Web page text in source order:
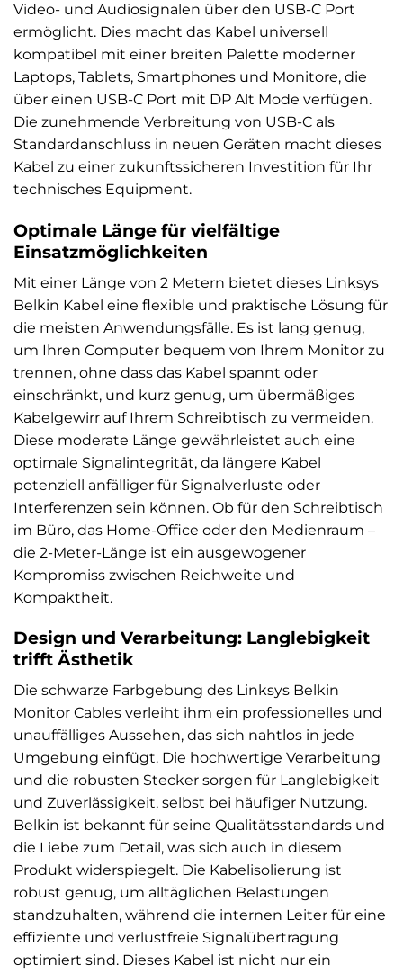
Video- und Audiosignalen über den USB-C Port
ermöglicht. Dies macht das Kabel universell
kompatibel mit einer breiten Palette moderner
Laptops, Tablets, Smartphones und Monitore, die
über einen USB-C Port mit DP Alt Mode verfügen.
Die zunehmende Verbreitung von USB-C als
Standardanschluss in neuen Geräten macht dieses
Kabel zu einer zukunftssicheren Investition für Ihr
technisches Equipment.
Optimale Länge für vielfältige
Einsatzmöglichkeiten
Mit einer Länge von 2 Metern bietet dieses Linksys
Belkin Kabel eine flexible und praktische Lösung für
die meisten Anwendungsfälle. Es ist lang genug,
um Ihren Computer bequem von Ihrem Monitor zu
trennen, ohne dass das Kabel spannt oder
einschränkt, und kurz genug, um übermäßiges
Kabelgewirr auf Ihrem Schreibtisch zu vermeiden.
Diese moderate Länge gewährleistet auch eine
optimale Signalintegrität, da längere Kabel
potenziell anfälliger für Signalverluste oder
Interferenzen sein können. Ob für den Schreibtisch
im Büro, das Home-Office oder den Medienraum –
die 2-Meter-Länge ist ein ausgewogener
Kompromiss zwischen Reichweite und
Kompaktheit.
Design und Verarbeitung: Langlebigkeit
trifft Ästhetik
Die schwarze Farbgebung des Linksys Belkin
Monitor Cables verleiht ihm ein professionelles und
unauffälliges Aussehen, das sich nahtlos in jede
Umgebung einfügt. Die hochwertige Verarbeitung
und die robusten Stecker sorgen für Langlebigkeit
und Zuverlässigkeit, selbst bei häufiger Nutzung.
Belkin ist bekannt für seine Qualitätsstandards und
die Liebe zum Detail, was sich auch in diesem
Produkt widerspiegelt. Die Kabelisolierung ist
robust genug, um alltäglichen Belastungen
standzuhalten, während die internen Leiter für eine
effiziente und verlustfreie Signalübertragung
optimiert sind. Dieses Kabel ist nicht nur ein